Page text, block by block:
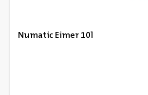
Numatic Eimer 10l